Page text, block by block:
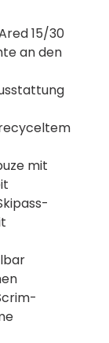
15/30
an den
mit